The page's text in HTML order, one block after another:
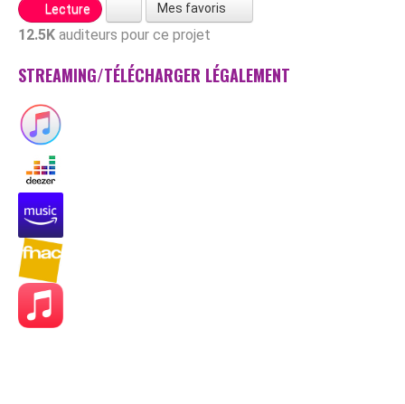
Lecture Mes favoris
12.5K auditeurs pour ce projet
STREAMING/TÉLÉCHARGER LÉGALEMENT